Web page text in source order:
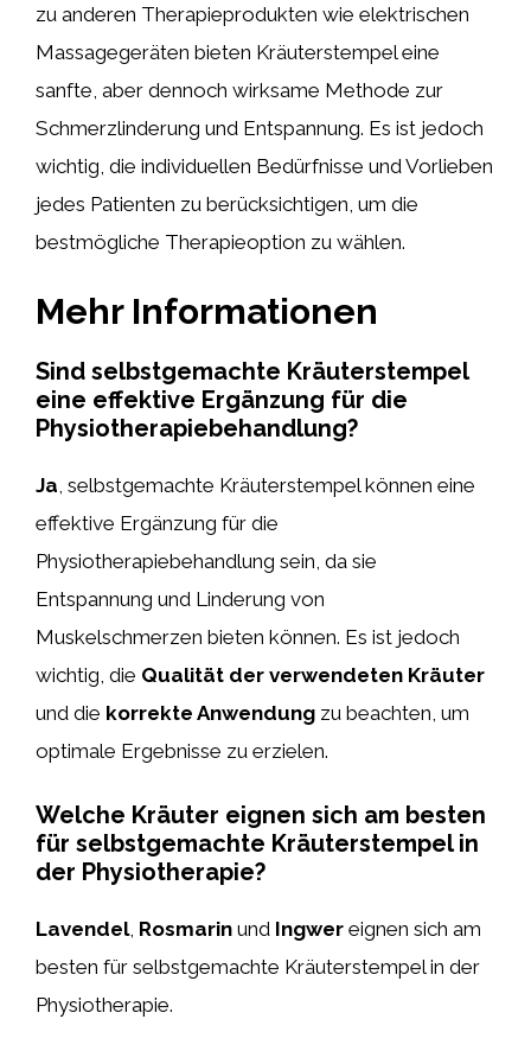
zu anderen Therapieprodukten wie elektrischen
Massagegeräten bieten Kräuterstempel eine
sanfte, aber dennoch wirksame Methode zur
Schmerzlinderung und Entspannung. Es ist jedoch
wichtig, die individuellen Bedürfnisse und Vorlieben
jedes Patienten zu berücksichtigen, um die
bestmögliche Therapieoption zu wählen.
Mehr Informationen
Sind selbstgemachte Kräuterstempel
eine effektive Ergänzung für die
Physiotherapiebehandlung?
Ja, selbstgemachte Kräuterstempel können eine
effektive Ergänzung für die
Physiotherapiebehandlung sein, da sie
Entspannung und Linderung von
Muskelschmerzen bieten können. Es ist jedoch
wichtig, die Qualität der verwendeten Kräuter
und die korrekte Anwendung zu beachten, um
optimale Ergebnisse zu erzielen.
Welche Kräuter eignen sich am besten
für selbstgemachte Kräuterstempel in
der Physiotherapie?
Lavendel, Rosmarin und Ingwer eignen sich am
besten für selbstgemachte Kräuterstempel in der
Physiotherapie.